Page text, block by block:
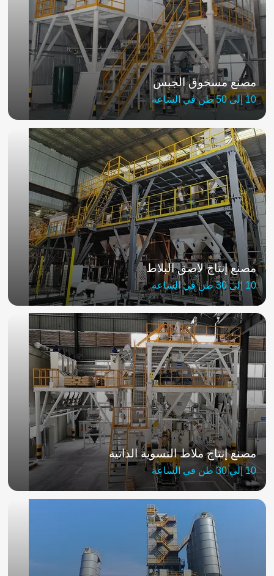
مصنع مسحوق الجبس
10 إلى 50 طن في الساعة
مصنع إنتاج لاصق البلاط
10 إلى 30 طن في الساعة
مصنع إنتاج ملاط التسوية الذاتية
10 إلى 30 طن في الساعة